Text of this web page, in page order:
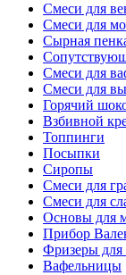
Смеси для
Смеси для
Сырная
Смеси для
Смеси для
Горячий
Взбивной
Топпинги
Посыпки
Сиропы
Смеси для
Смеси для
Основы для
Прибор
Фризеры для
Вафельницы